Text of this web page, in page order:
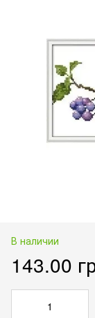
В наличии
143.00